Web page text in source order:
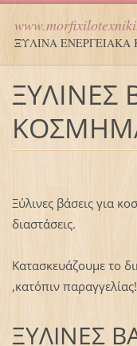
ΞΥΛΙΝΑ
ΞΥΛΙΝΕΣ
Ξύλινες βάσεις για
διαστάσεις.
Κατασκευάζουμε το
,κατόπιν
ΞΥΛΙΝΕΣ